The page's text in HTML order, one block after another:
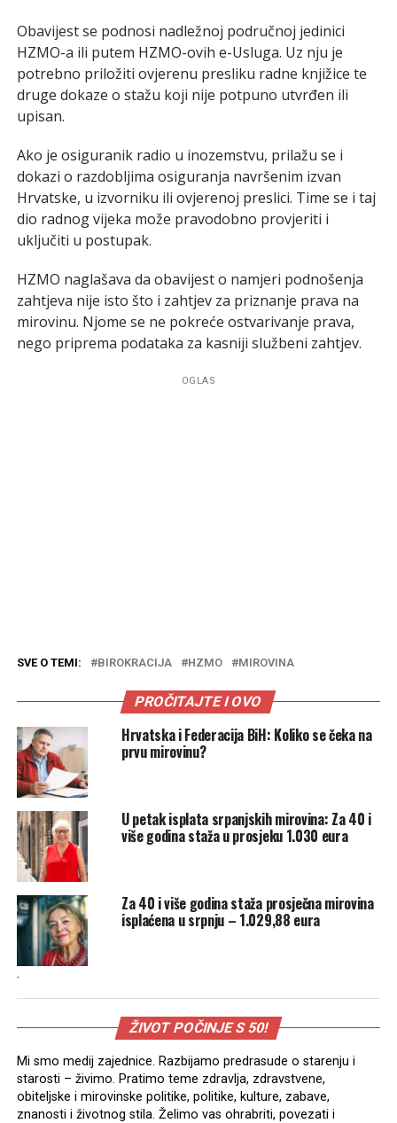
Obavijest se podnosi nadležnoj područnoj jedinici
HZMO-a ili putem HZMO-ovih e-Usluga. Uz nju je
potrebno priložiti ovjerenu presliku radne knjižice te
druge dokaze o stažu koji nije potpuno utvrđen ili
upisan.
Ako je osiguranik radio u inozemstvu, prilažu se i
dokazi o razdobljima osiguranja navršenim izvan
Hrvatske, u izvorniku ili ovjerenoj preslici. Time se i taj
dio radnog vijeka može pravodobno provjeriti i
uključiti u postupak.
HZMO naglašava da obavijest o namjeri podnošenja
zahtjeva nije isto što i zahtjev za priznanje prava na
mirovinu. Njome se ne pokreće ostvarivanje prava,
nego priprema podataka za kasniji službeni zahtjev.
OGLAS
SVE O TEMI: BIROKRACIJA HZMO MIROVINA
PROČITAJTE I OVO
Hrvatska i Federacija BiH: Koliko se čeka na
prvu mirovinu?
U petak isplata srpanjskih mirovina: Za 40 i
više godina staža u prosjeku 1.030 eura
Za 40 i više godina staža prosječna mirovina
isplaćena u srpnju – 1.029,88 eura
.
ŽIVOT POČINJE S 50!
Mi smo medij zajednice. Razbijamo predrasude o starenju i
starosti – živimo. Pratimo teme zdravlja, zdravstvene,
obiteljske i mirovinske politike, politike, kulture, zabave,
znanosti i životnog stila. Želimo vas ohrabriti, povezati i